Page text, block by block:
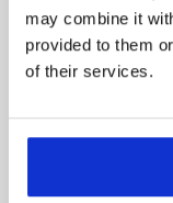
may combine it
provided to them
of their services.
Race
-